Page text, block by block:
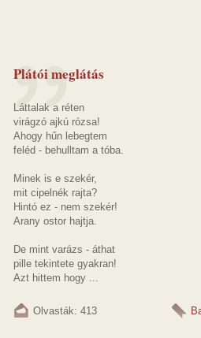
Plátói meglátás
Láttalak a réten
virágzó ajkú rózsa!
Ahogy hűn lebegtem
feléd - behulltam a tóba.
Minek is e szekér,
mit cipelnék rajta?
Hintó ez - nem szekér!
Arany ostor hajtja.
De mint varázs - áthat
pille tekintete gyakran!
Azt hittem hogy ...
Olvasták: 413